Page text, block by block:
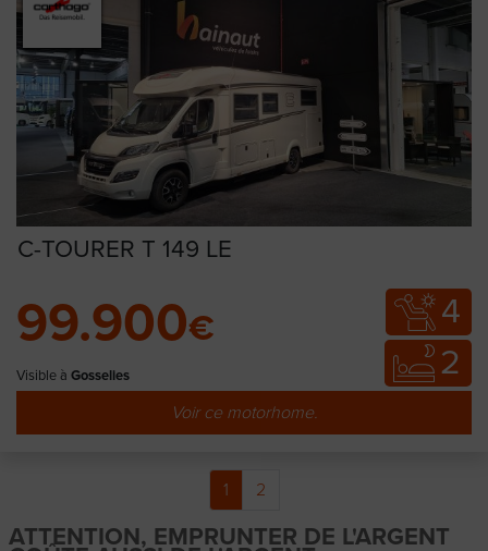
C-TOURER T 149 LE
99.900€
Visible à Gosselies
4
2
Voir ce motorhome.
1 2
ATTENTION, EMPRUNTER DE L'ARGENT